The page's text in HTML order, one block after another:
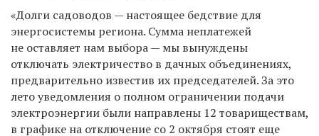
«Долги садоводов — настоящее бедствие для
энергосистемы региона. Сумма неплатежей
не оставляет нам выбора — мы вынуждены
отключать электричество в дачных объединениях,
предварительно известив их председателей. За это
лето уведомления о полном ограничении подачи
электроэнергии были направлены 12 товариществам,
в графике на отключение со 2 октября стоят еще